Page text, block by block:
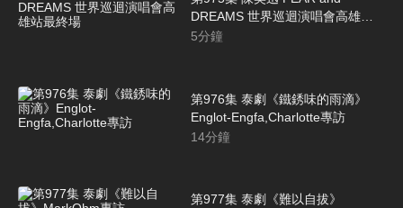
DREAMS 世界巡迴演唱會高雄站
最終場
5分鐘
第976集 泰劇《鐵銹味的雨滴》
Englot-Engfa,Charlotte專訪
14分鐘
第977集 泰劇《難以自拔》